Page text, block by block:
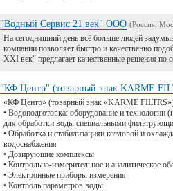
"Водный Сервис 21 век" ООО (Россия,
На сегодняшний день всё больше людей
компании позволяет быстро и качественно
XXI век" предлагает качественные решения по
"КФ Центр" (товарный знак KARME
«КФ Центр» (товарный знак «KARME
• Водоподготовка: оборудование и технологии
для обработки воды специальными
• Обработка и стабилизацияи котловой и
водоснабжения
• Дозирующие комплексы
• Контрольно-измерительное и аналитическое
• Электронные приборы измерения
• Контроль параметров воды